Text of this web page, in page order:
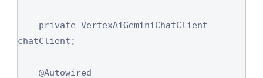
chatClient;